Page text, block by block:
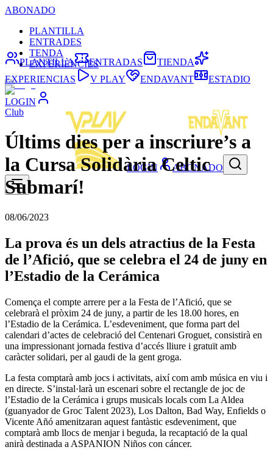
ABONADO
PLANTILLA
ENTRADES
TENDA
EXPERIÈNCIES
LOGIN
LOGIN ABONADO
PLANTILLA ENTRADAS
TIENDA
EXPERIENCIAS
V PLAY ENDAVANT ESTADIO
Club
Últims dies per a inscriure’s a
la Cursa Solidària Celtic
Submarí!
08/06/2023
La prova és un dels atractius de la Festa
de l’Afició, que se celebra el 24 de juny en
l’Estadio de la Cerámica
Comença el compte arrere per a la Festa de l’Afició, que se
celebrarà el pròxim 24 de juny, a partir de les 18.00 hores, en
l’Estadio de la Cerámica. L’esdeveniment, que forma part del
calendari d’actes de celebració del Centenari Groguet, consistirà en
una impressionant jornada festiva d’accés lliure i gratuït amb
caràcter solidari, per al gaudi de la gent groga.
La festa comptarà amb jocs i activitats, així com amb música en viu i
en directe. S’instal·larà un escenari sobre el rectangle de joc de
l’Estadio de la Cerámica i grups musicals locals com La Aldea
(guanyador de Groc Talent 2023), Los Dalton, Bad Way, Enfields o
Vicente Añó amenitzaran aquest fantàstic esdeveniment, que
comptarà amb llocs de menjar i beguda, la recaptació de la qual
anirà destinada a ASPANION Niños con cáncer.